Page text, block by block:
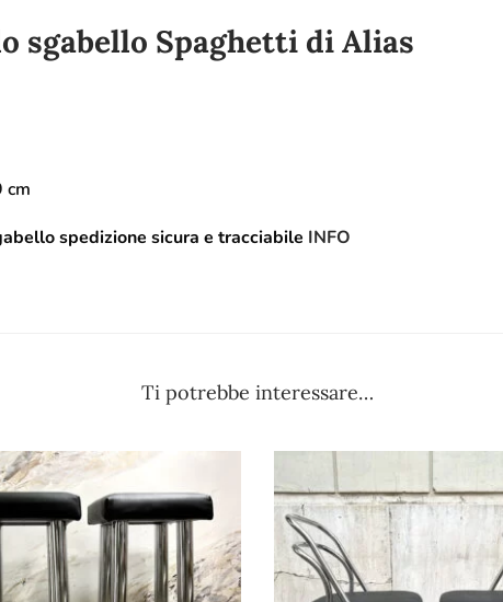
sgabello Spaghetti di Alias
cm
spedizione sicura e tracciabile INFO
Ti potrebbe interessare…